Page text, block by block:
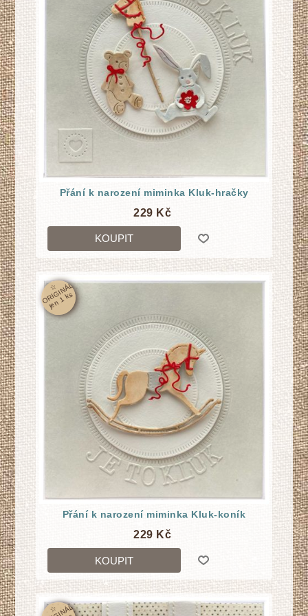
Přání k narození miminka Kluk-hračky
229 Kč
KOUPIT
☆
O
RI
GI
N
Á
L
j
e
n
1
k
s
Přání k narození miminka Kluk-koník
229 Kč
KOUPIT
☆
O
RI
GI
N
Á
L
j
e
n
1
k